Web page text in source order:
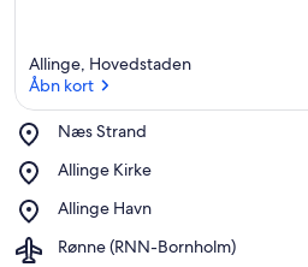
Allinge, Hovedstaden
Åbn kort
Næs Strand
Place,
Strand
Allinge Kirke
Place,
Kirke
Allinge Havn
Place,
Havn
Rønne (RNN-Bornholm)
Airport,